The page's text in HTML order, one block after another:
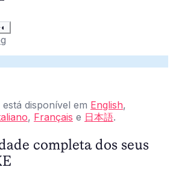
◐
disponível em English,
, Français e 日本語.
completa dos seus